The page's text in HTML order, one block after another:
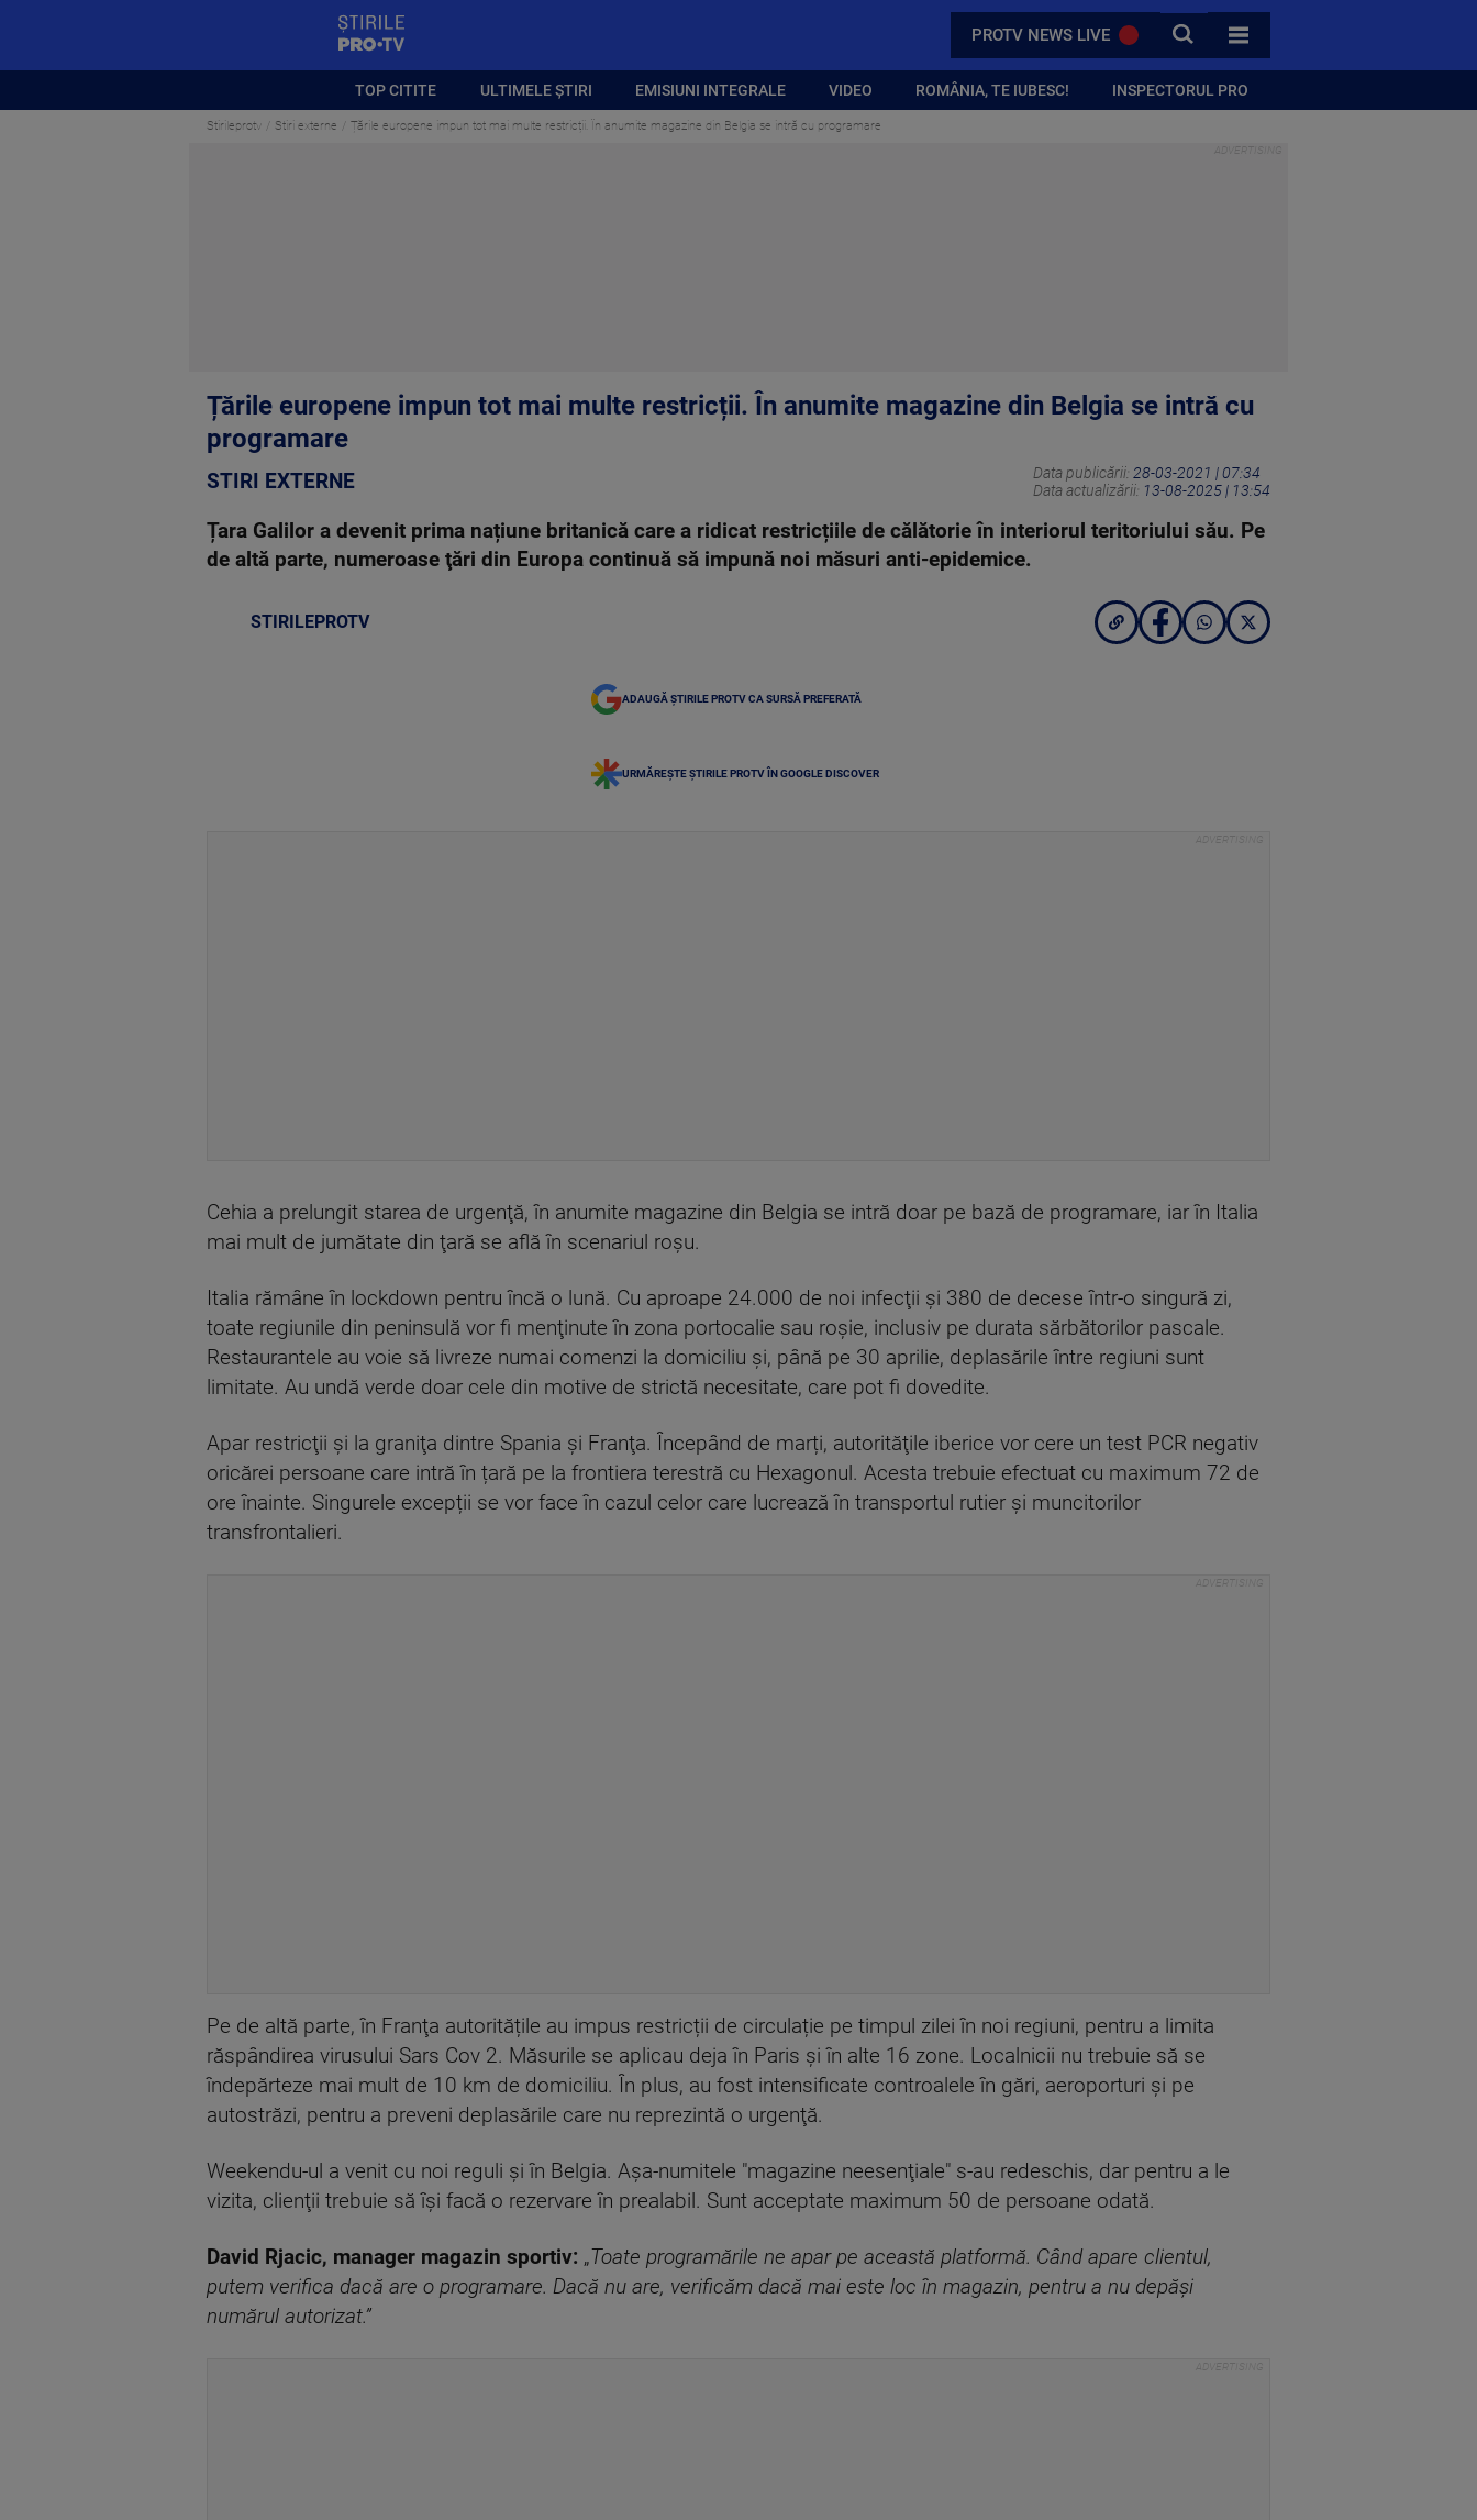
PROTV NEWS LIVE CAUTA
TOATE CATEGORIILE
TOP CITITE ULTIMELE ȘTIRI EMISIUNI INTEGRALE VIDEO ROMÂNIA, TE IUBESC! INSPECTORUL PRO
Stirileprotv Stiri externe Țările europene impun tot mai multe restricții. În anumite magazine din Belgia se intră cu programare
Țările europene impun tot mai multe restricții. În anumite magazine din Belgia se intră cu
programare
STIRI EXTERNE Data publicării: 28-03-2021 | 07:34
Data actualizării: 13-08-2025 | 13:54
Țara Galilor a devenit prima națiune britanică care a ridicat restricțiile de călătorie în interiorul teritoriului său. Pe
de altă parte, numeroase ţări din Europa continuă să impună noi măsuri anti-epidemice.
STIRILEPROTV
ADAUGĂ ȘTIRILE PROTV CA SURSĂ PREFERATĂ
URMĂREȘTE ȘTIRILE PROTV ÎN GOOGLE DISCOVER
Cehia a prelungit starea de urgenţă, în anumite magazine din Belgia se intră doar pe bază de programare, iar în Italia
mai mult de jumătate din ţară se află în scenariul roşu.
Italia rămâne în lockdown pentru încă o lună. Cu aproape 24.000 de noi infecţii şi 380 de decese într-o singură zi,
toate regiunile din peninsulă vor fi menţinute în zona portocalie sau roșie, inclusiv pe durata sărbătorilor pascale.
Restaurantele au voie să livreze numai comenzi la domiciliu şi, până pe 30 aprilie, deplasările între regiuni sunt
limitate. Au undă verde doar cele din motive de strictă necesitate, care pot fi dovedite.
Apar restricţii şi la graniţa dintre Spania şi Franţa. Începând de marți, autorităţile iberice vor cere un test PCR negativ
oricărei persoane care intră în țară pe la frontiera terestră cu Hexagonul. Acesta trebuie efectuat cu maximum 72 de
ore înainte. Singurele excepții se vor face în cazul celor care lucrează în transportul rutier şi muncitorilor
transfrontalieri.
Pe de altă parte, în Franţa autoritățile au impus restricții de circulație pe timpul zilei în noi regiuni, pentru a limita
răspândirea virusului Sars Cov 2. Măsurile se aplicau deja în Paris și în alte 16 zone. Localnicii nu trebuie să se
îndepărteze mai mult de 10 km de domiciliu. În plus, au fost intensificate controalele în gări, aeroporturi şi pe
autostrăzi, pentru a preveni deplasările care nu reprezintă o urgenţă.
Weekendu-ul a venit cu noi reguli şi în Belgia. Aşa-numitele "magazine neesenţiale" s-au redeschis, dar pentru a le
vizita, clienţii trebuie să îşi facă o rezervare în prealabil. Sunt acceptate maximum 50 de persoane odată.
David Rjacic, manager magazin sportiv: „Toate programările ne apar pe această platformă. Când apare clientul,
putem verifica dacă are o programare. Dacă nu are, verificăm dacă mai este loc în magazin, pentru a nu depăși
numărul autorizat.”